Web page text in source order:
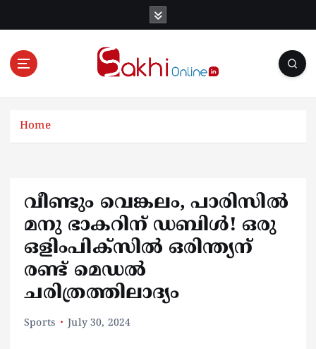
Online News Portal
Home
വീണ്ടും വെങ്കലം, പാരിസില്‍
മനു ഭാകറിന് ഡബിള്‍! ഒരു
ഒളിംപിക്‌സില്‍ ഒരിന്ത്യന്
രണ്ട് മെഡല്‍
ചരിത്രത്തിലാദ്യം
Sports July 30, 2024